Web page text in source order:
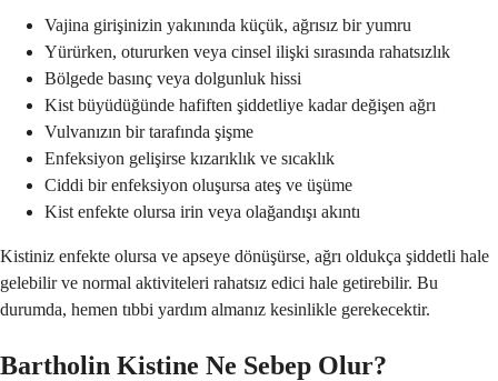
Vajina girişinizin yakınında küçük, ağrısız bir yumru
Yürürken, otururken veya cinsel ilişki sırasında rahatsızlık
Bölgede basınç veya dolgunluk hissi
Kist büyüdüğünde hafiften şiddetliye kadar değişen ağrı
Vulvanızın bir tarafında şişme
Enfeksiyon gelişirse kızarıklık ve sıcaklık
Ciddi bir enfeksiyon oluşursa ateş ve üşüme
Kist enfekte olursa irin veya olağandışı akıntı
Kistiniz enfekte olursa ve apseye dönüşürse, ağrı oldukça şiddetli hale
gelebilir ve normal aktiviteleri rahatsız edici hale getirebilir. Bu
durumda, hemen tıbbi yardım almanız kesinlikle gerekecektir.
Bartholin Kistine Ne Sebep Olur?